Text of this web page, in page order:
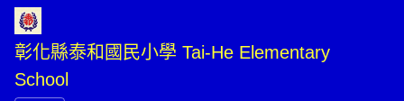
彰化縣泰和國民小學 Tai-He Elementary
School